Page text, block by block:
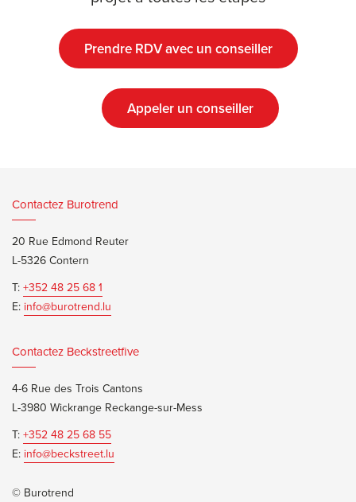
Prendre RDV avec un conseiller
Appeler un conseiller
Contactez Burotrend
20 Rue Edmond Reuter
L-5326 Contern
T:+352 48 25 68 1
E: info@burotrend.lu
Contactez Beckstreetfive
4-6 Rue des Trois Cantons
L-3980 Wickrange Reckange-sur-Mess
T:+352 48 25 68 55
E: info@beckstreet.lu
© Burotrend